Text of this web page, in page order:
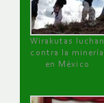
Wirakutas luchan
contra la minería
en México